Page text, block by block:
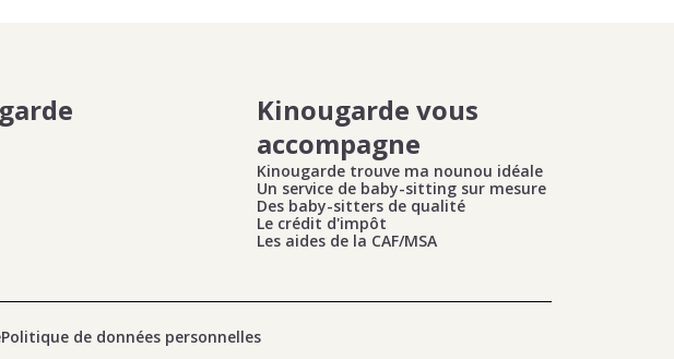
Kinougarde vous
accompagne
Kinougarde trouve ma nounou idéale
Un service de baby-sitting sur mesure
Des baby-sitters de qualité
Le crédit d'impôt
Les aides de la CAF/MSA
Politique de données personnelles